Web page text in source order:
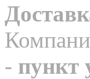
- пункт